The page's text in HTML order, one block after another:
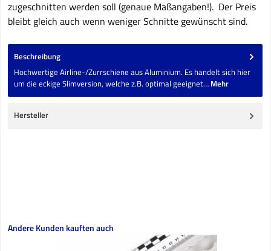
zugeschnitten werden soll (genaue Maßangaben!). Der Preis
bleibt gleich auch wenn weniger Schnitte gewünscht sind.
Beschreibung
Hochwertige Airline-/Zurrschiene aus Aluminium. Es handelt sich hier
um die eckige Slimversion, welche z.B. optimal geeignet… Mehr
Hersteller
Produktgalerie überspringen
Andere Kunden kauften auch